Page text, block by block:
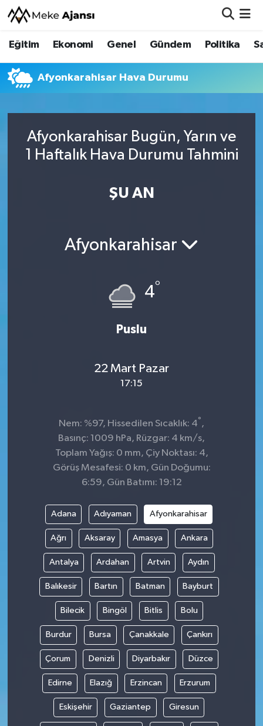
Eğitim Ekonomi Genel Gündem Politika
Afyonkarahisar Hava Durumu
Afyonkarahisar Bugün, Yarın ve
1 Haftalık Hava Durumu Tahmini
ŞU AN
Afyonkarahisar
4°
Puslu
22 Mart Pazar
17:15
Nem: %97, Hissedilen Sıcaklık: 4° ,
Basınç: 1009 hPa, Rüzgar: 4 km/s,
Toplam Yağış: 0 mm, Çiy Noktası: 4,
Görüş Mesafesi: 0 km, Gün Doğumu:
6:59, Gün Batımı: 19:12
Adana Adıyaman Afyonkarahisar
Ağrı Aksaray Amasya Ankara
Antalya Ardahan Artvin Aydın
Balıkesir Bartın Batman Bayburt
Bilecik Bingöl Bitlis Bolu
Burdur Bursa Çanakkale Çankırı
Çorum Denizli Diyarbakır Düzce
Edirne Elazığ Erzincan Erzurum
Eskişehir Gaziantep Giresun
Eğitim
Ekonomi
Gündem
Nöbetçi Eczaneler
Hava Durumu
Trafik Durumu
Haber Arşivi